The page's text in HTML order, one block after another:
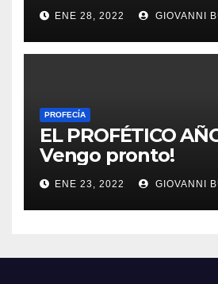
ENE 28, 2022 GIOVANNI
PROFECÍA
EL PROFÉTICO
Vengo pronto!
ENE 23, 2022 GIOVANNI